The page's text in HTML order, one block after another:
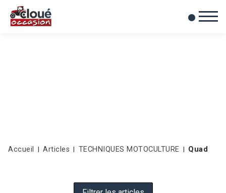
Mes favoris
0
Accueil Articles TECHNIQUES MOTOCULTURE Quad